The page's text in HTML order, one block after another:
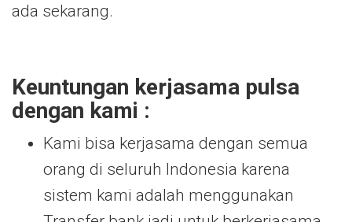
ada sekarang.
Keuntungan kerjasama pulsa
dengan kami :
Kami bisa kerjasama dengan semua
orang di seluruh Indonesia karena
sistem kami adalah menggunakan